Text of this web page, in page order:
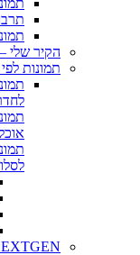
הקיר שלי
תמונות
🤍